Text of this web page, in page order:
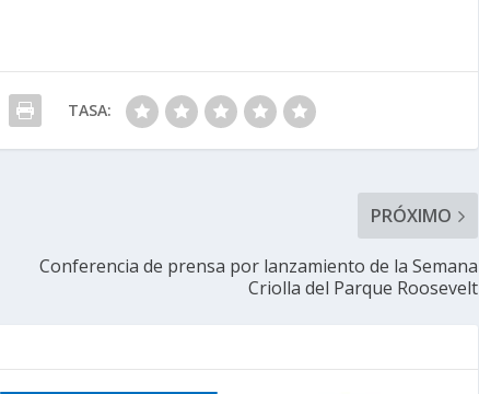
TASA:
PRÓXIMO
Conferencia de prensa por lanzamiento de la Semana
Criolla del Parque Roosevelt